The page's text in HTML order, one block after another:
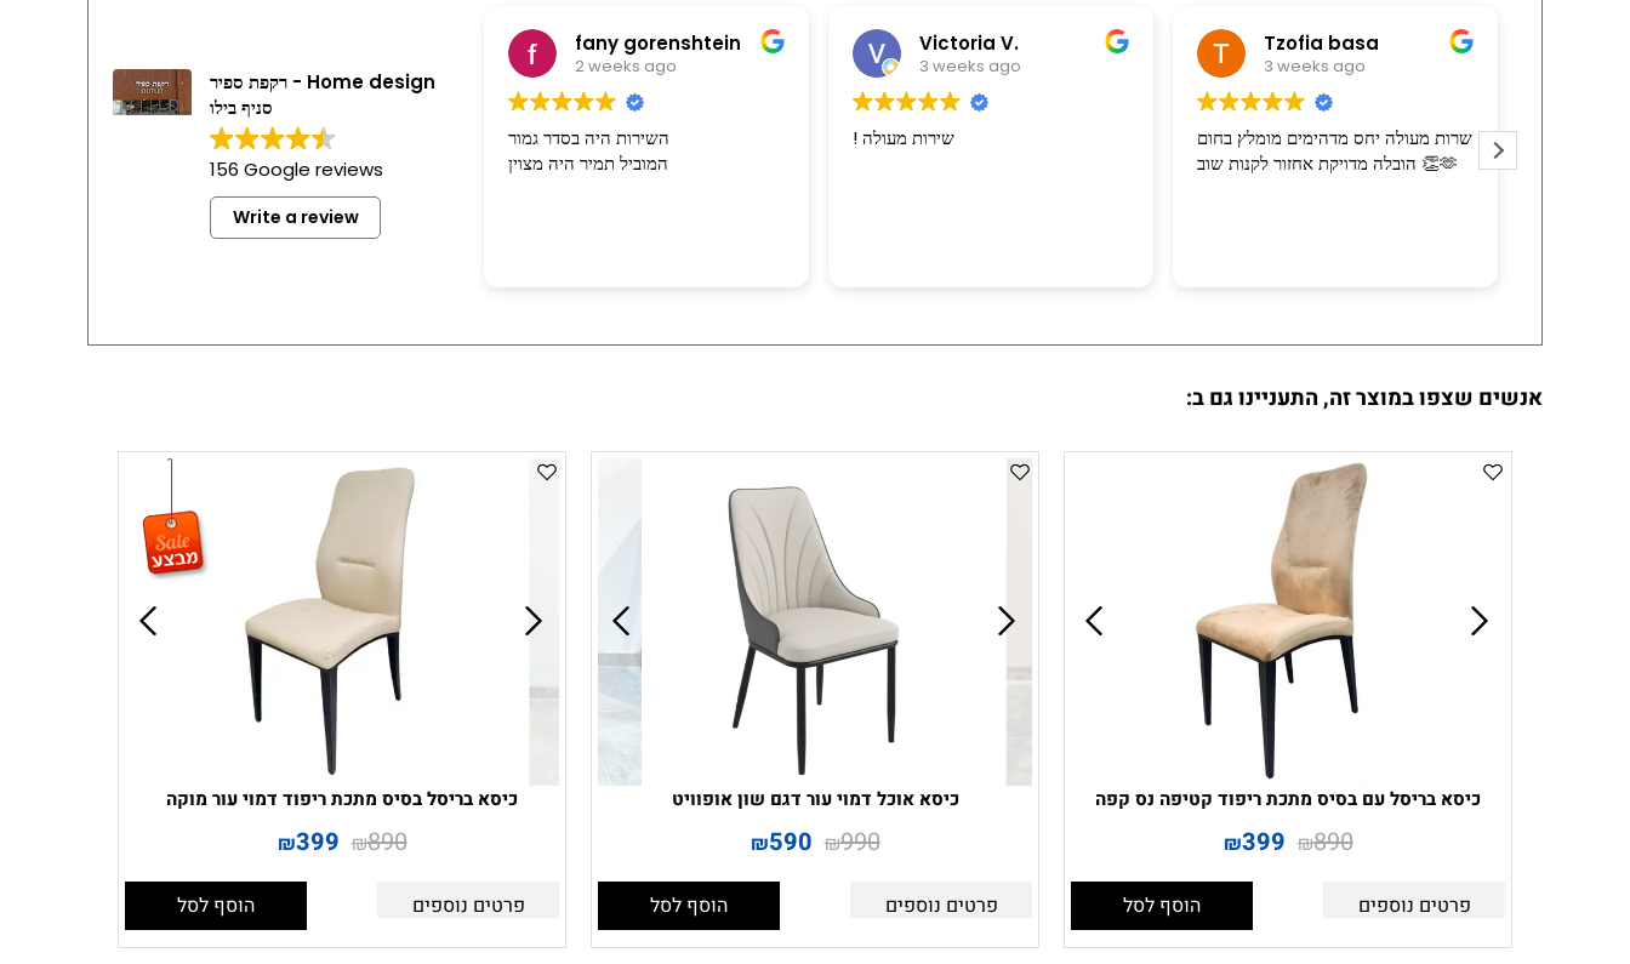
רקפת ספיר - Home design
סניף בילו
156 Google reviews
Write a review
fany gorenshtein
2 weeks ago
השירות היה בסדר גמור
המוביל תמיר היה מצוין
Victoria V.
3 weeks ago
! שירות מעולה
Tzofia basa
3 weeks ago
שרות מעולה יחס מדהימים מומלץ בחום
הובלה מדויקת אחזור לקנות שוב 👏🫶
אנשים שצפו במוצר זה, התעניינו גם ב:
כיסא בריסל עם בסיס מתכת ריפוד קטיפה נס קפה
₪890
₪399
פרטים נוספים הוסף לסל
כיסא אוכל דמוי עור דגם שון אופוויט
₪990
₪590
פרטים נוספים הוסף לסל
כיסא בריסל בסיס מתכת ריפוד דמוי עור מוקה
₪890
₪399
פרטים נוספים הוסף לסל